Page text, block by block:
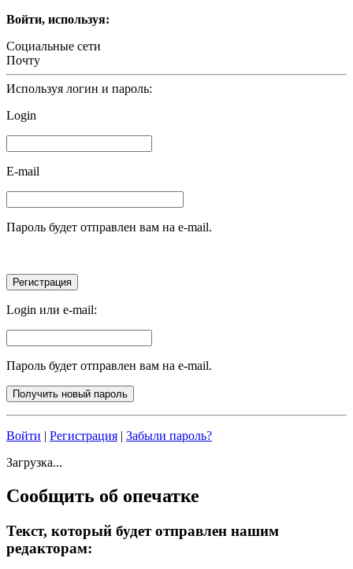
Войти, используя:
Социальные сети
Почту
Используя логин и пароль:
Login
E-mail
Пароль будет отправлен вам на e-mail.
Login или e-mail:
Пароль будет отправлен вам на e-mail.
Войти | Регистрация | Забыли пароль?
Загрузка...
Сообщить об опечатке
Текст, который будет отправлен нашим
редакторам: